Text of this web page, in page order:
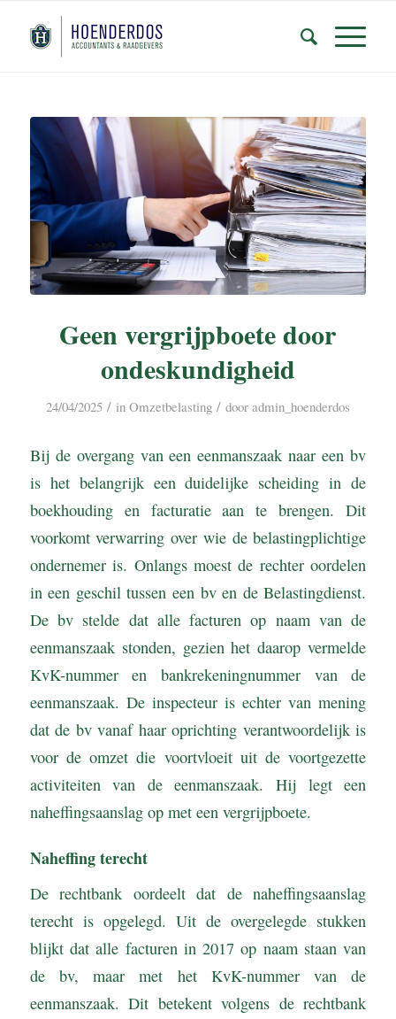
Geen vergrijpboete door
ondeskundigheid
24/04/2025 / in Omzetbelasting / door admin_hoenderdos
Bij de overgang van een eenmanszaak naar een bv
is het belangrijk een duidelijke scheiding in de
boekhouding en facturatie aan te brengen. Dit
voorkomt verwarring over wie de belastingplichtige
ondernemer is. Onlangs moest de rechter oordelen
in een geschil tussen een bv en de Belastingdienst.
De bv stelde dat alle facturen op naam van de
eenmanszaak stonden, gezien het daarop vermelde
KvK-nummer en bankrekeningnummer van de
eenmanszaak. De inspecteur is echter van mening
dat de bv vanaf haar oprichting verantwoordelijk is
voor de omzet die voortvloeit uit de voortgezette
activiteiten van de eenmanszaak. Hij legt een
naheffingsaanslag op met een vergrijpboete.
Naheffing terecht
De rechtbank oordeelt dat de naheffingsaanslag
terecht is opgelegd. Uit de overgelegde stukken
blijkt dat alle facturen in 2017 op naam staan van
de bv, maar met het KvK-nummer van de
eenmanszaak. Dit betekent volgens de rechtbank